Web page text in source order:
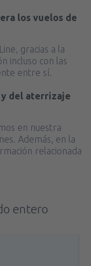
los vuelos de
gracias a la
incluso con las
entre sí.
y del aterrizaje
en nuestra
Además, en la
relacionada
entero